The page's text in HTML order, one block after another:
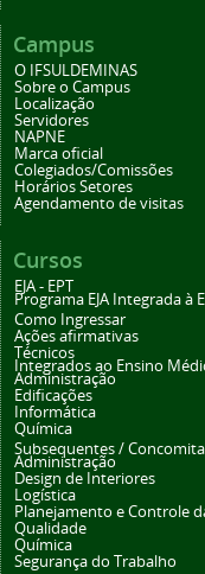
Campus
O IFSULDEMINAS
Sobre o Campus
Localização
Servidores
NAPNE
Marca oficial
Colegiados/Comissões
Horários Setores
Agendamento de visitas
Cursos
EJA - EPT
Programa EJA Integrada à
Como Ingressar
Ações afirmativas
Técnicos
Integrados ao Ensino
Administração
Edificações
Informática
Química
Subsequentes /
Administração
Design de Interiores
Logística
Planejamento e Controle
Qualidade
Química
Segurança do Trabalho